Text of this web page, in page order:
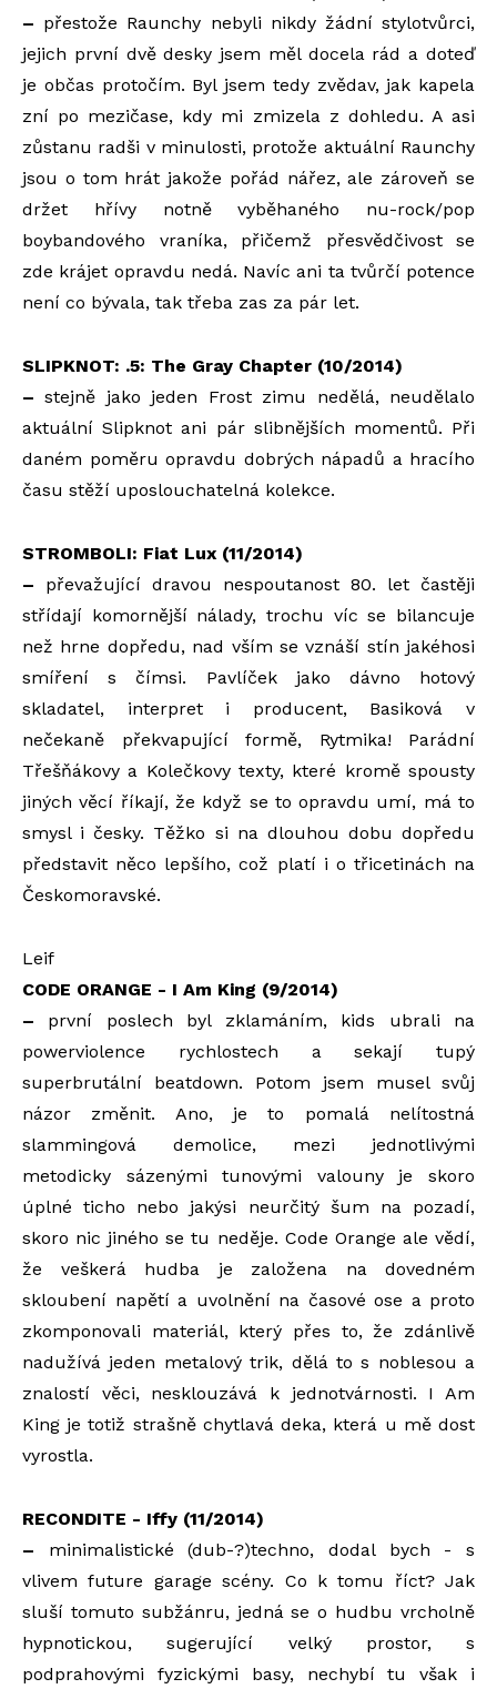
– přestože Raunchy nebyli nikdy žádní stylotvůrci,
jejich první dvě desky jsem měl docela rád a doteď
je občas protočím. Byl jsem tedy zvědav, jak kapela
zní po mezičase, kdy mi zmizela z dohledu. A asi
zůstanu radši v minulosti, protože aktuální Raunchy
jsou o tom hrát jakože pořád nářez, ale zároveň se
držet hřívy notně vyběhaného nu-rock/pop
boybandového vraníka, přičemž přesvědčivost se
zde krájet opravdu nedá. Navíc ani ta tvůrčí potence
není co bývala, tak třeba zas za pár let.
SLIPKNOT: .5: The Gray Chapter (10/2014)
– stejně jako jeden Frost zimu nedělá, neudělalo
aktuální Slipknot ani pár slibnějších momentů. Při
daném poměru opravdu dobrých nápadů a hracího
času stěží uposlouchatelná kolekce.
STROMBOLI: Fiat Lux (11/2014)
– převažující dravou nespoutanost 80. let častěji
střídají komornější nálady, trochu víc se bilancuje
než hrne dopředu, nad vším se vznáší stín jakéhosi
smíření s čímsi. Pavlíček jako dávno hotový
skladatel, interpret i producent, Basiková v
nečekaně překvapující formě, Rytmika! Parádní
Třešňákovy a Kolečkovy texty, které kromě spousty
jiných věcí říkají, že když se to opravdu umí, má to
smysl i česky. Těžko si na dlouhou dobu dopředu
představit něco lepšího, což platí i o třicetinách na
Českomoravské.
Leif
CODE ORANGE - I Am King (9/2014)
– první poslech byl zklamáním, kids ubrali na
powerviolence rychlostech a sekají tupý
superbrutální beatdown. Potom jsem musel svůj
názor změnit. Ano, je to pomalá nelítostná
slammingová demolice, mezi jednotlivými
metodicky sázenými tunovými valouny je skoro
úplné ticho nebo jakýsi neurčitý šum na pozadí,
skoro nic jiného se tu neděje. Code Orange ale vědí,
že veškerá hudba je založena na dovedném
skloubení napětí a uvolnění na časové ose a proto
zkomponovali materiál, který přes to, že zdánlivě
nadužívá jeden metalový trik, dělá to s noblesou a
znalostí věci, nesklouzává k jednotvárnosti. I Am
King je totiž strašně chytlavá deka, která u mě dost
vyrostla.
RECONDITE - Iffy (11/2014)
– minimalistické (dub-?)techno, dodal bych - s
vlivem future garage scény. Co k tomu říct? Jak
sluší tomuto subžánru, jedná se o hudbu vrcholně
hypnotickou, sugerující velký prostor, s
podprahovými fyzickými basy, nechybí tu však i